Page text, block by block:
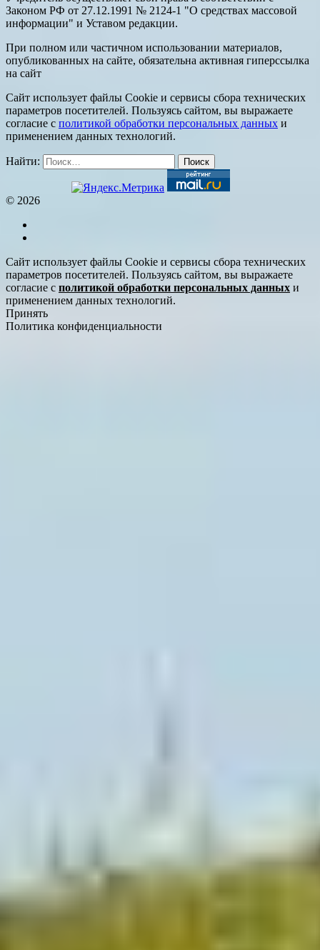
Законом РФ от 27.12.1991 № 2124-1 "О средствах массовой
информации" и Уставом редакции.
При полном или частичном использовании материалов,
опубликованных на сайте, обязательна активная гиперссылка
на сайт
Сайт использует файлы Cookie и сервисы сбора технических
параметров посетителей. Пользуясь сайтом, вы выражаете
согласие с политикой обработки персональных данных и
применением данных технологий.
Найти:
© 2026
Сайт использует файлы Cookie и сервисы сбора технических
параметров посетителей. Пользуясь сайтом, вы выражаете
согласие с политикой обработки персональных данных и
применением данных технологий.
Принять
Политика конфиденциальности